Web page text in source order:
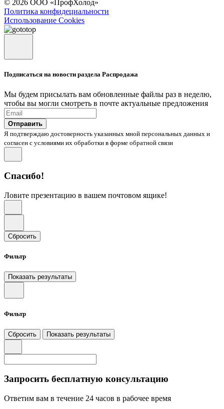
© 2026 ООО «ПрофХолод»
Политика конфидециальности
Использование Cookies
Подписаться на новости раздела Распродажа
Мы будем присылать вам обновленные файлы раз в неделю,
чтобы вы могли смотреть в почте актуальные предложения
Отправить
Я подтверждаю достоверность указанных мной персональных данных и
согласен с условиями их обработки в форме обратной связи
Спасибо!
Ловите презентацию в вашем почтовом ящике!
Сбросить
Фильтр
Показать результаты
Фильтр
Сбросить Показать результаты
Запросить бесплатную консультацию
Ответим вам в течение 24 часов в рабочее время